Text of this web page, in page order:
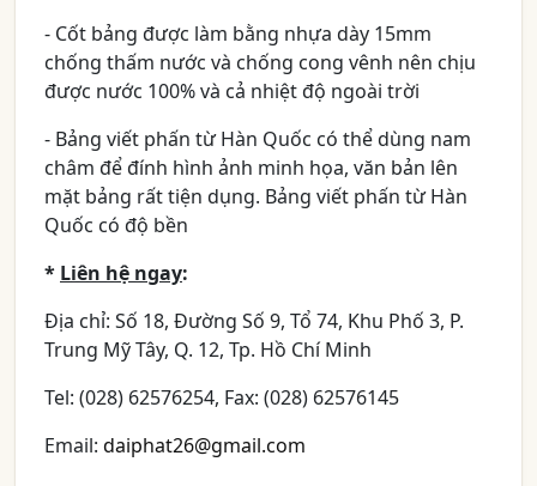
- Cốt bảng được làm bằng nhựa dày 15mm
chống thấm nước và chống cong vênh nên chịu
được nước 100% và cả nhiệt độ ngoài trời
- Bảng viết phấn từ Hàn Quốc có thể dùng nam
châm để đính hình ảnh minh họa, văn bản lên
mặt bảng rất tiện dụng. Bảng viết phấn từ Hàn
Quốc có độ bền
* Liên hệ ngay:
Địa chỉ: Số 18, Đường Số 9, Tổ 74, Khu Phố 3, P.
Trung Mỹ Tây, Q. 12, Tp. Hồ Chí Minh
Tel: (028) 62576254, Fax: (028) 62576145
Email: daiphat26@gmail.com